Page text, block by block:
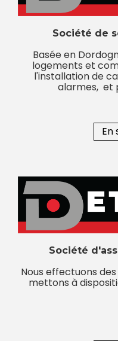
Société de
Basée en
logements et
l'installation de
alarmes, et
En
Société
Nous effectuons
mettons à